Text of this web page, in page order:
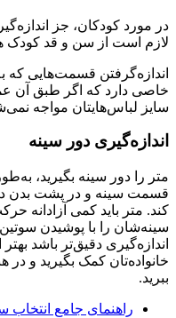
در مورد کودکان، ‌جز
لازم است از سن و قد کودک
اندازه‌گرفتن قسمت‌هایی که
خاصی دارد که اگر طبق آن
سایز لباس‌هایتان مواجه
اندازه‌گیری دور سینه
متر را دور سینه بگیرید،
قسمت سینه و در پشت بدن
کند. متر باید کمی آزادانه
سینه‌شان را با پوشیدن سوتین
اندازه‌گیری دقیق‌تر باشد
خانواده‌تان کمک بگیرید و در
ببرید.
راهنمای جامع انتخاب